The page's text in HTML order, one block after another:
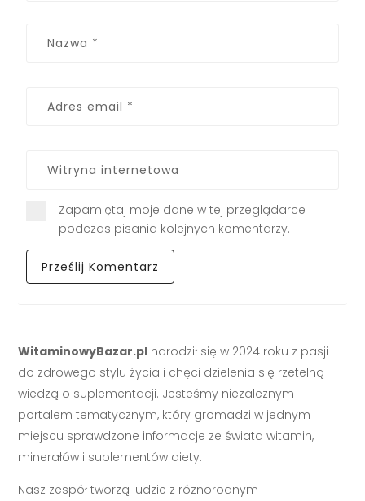
Zapamiętaj moje dane w tej przeglądarce
podczas pisania kolejnych komentarzy.
WitaminowyBazar.pl narodził się w 2024 roku z pasji
do zdrowego stylu życia i chęci dzielenia się rzetelną
wiedzą o suplementacji. Jesteśmy niezależnym
portalem tematycznym, który gromadzi w jednym
miejscu sprawdzone informacje ze świata witamin,
minerałów i suplementów diety.
Nasz zespół tworzą ludzie z różnorodnym